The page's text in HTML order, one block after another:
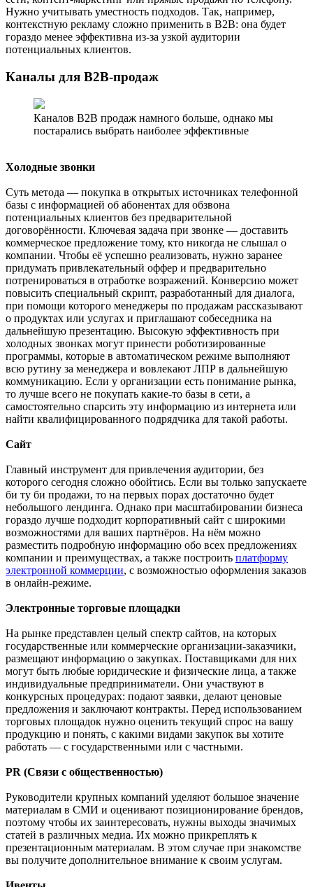
Нужно учитывать уместность подходов. Так, например,
контекстную рекламу сложно применить в B2B: она будет
гораздо менее эффективна из-за узкой аудитории
потенциальных клиентов.
Каналы для B2B-продаж
Каналов B2B продаж намного больше, однако мы
постарались выбрать наиболее эффективные
Холодные звонки
Суть метода — покупка в открытых источниках телефонной
базы с информацией об абонентах для обзвона
потенциальных клиентов без предварительной
договорённости. Ключевая задача при звонке — доставить
коммерческое предложение тому, кто никогда не слышал о
компании. Чтобы её успешно реализовать, нужно заранее
придумать привлекательный оффер и предварительно
потренироваться в отработке возражений. Конверсию может
повысить специальный скрипт, разработанный для диалога,
при помощи которого менеджеры по продажам рассказывают
о продуктах или услугах и приглашают собеседника на
дальнейшую презентацию. Высокую эффективность при
холодных звонках могут принести роботизированные
программы, которые в автоматическом режиме выполняют
всю рутину за менеджера и вовлекают ЛПР в дальнейшую
коммуникацию. Если у организации есть понимание рынка,
то лучше всего не покупать какие-то базы в сети, а
самостоятельно спарсить эту информацию из интернета или
найти квалифицированного подрядчика для такой работы.
Сайт
Главный инструмент для привлечения аудитории, без
которого сегодня сложно обойтись. Если вы только запускаете
би ту би продажи, то на первых порах достаточно будет
небольшого лендинга. Однако при масштабировании бизнеса
гораздо лучше подходит корпоративный сайт с широкими
возможностями для ваших партнёров. На нём можно
разместить подробную информацию обо всех предложениях
компании и преимуществах, а также построить платформу
электронной коммерции, с возможностью оформления заказов
в онлайн-режиме.
Электронные торговые площадки
На рынке представлен целый спектр сайтов, на которых
государственные или коммерческие организации-заказчики,
размещают информацию о закупках. Поставщиками для них
могут быть любые юридические и физические лица, а также
индивидуальные предприниматели. Они участвуют в
конкурсных процедурах: подают заявки, делают ценовые
предложения и заключают контракты. Перед использованием
торговых площадок нужно оценить текущий спрос на вашу
продукцию и понять, с какими видами закупок вы хотите
работать — с государственными или с частными.
PR (Связи с общественностью)
Руководители крупных компаний уделяют большое значение
материалам в СМИ и оценивают позиционирование брендов,
поэтому чтобы их заинтересовать, нужны выходы значимых
статей в различных медиа. Их можно прикреплять к
презентационным материалам. В этом случае при знакомстве
вы получите дополнительное внимание к своим услугам.